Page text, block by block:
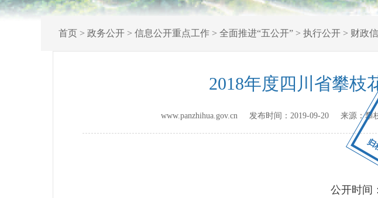
首页> 政务公开> 信息公开重点工作> 全面推进“五公开”> 执行公开> 财政
2018年度四川省攀枝
www.panzhihua.gov.cn 发布时间： 2019-09-20 来源：攀
公开时间